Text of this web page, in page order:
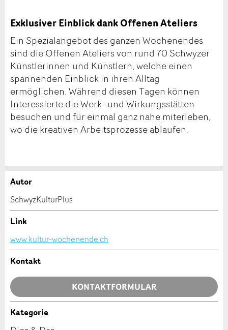
Exklusiver Einblick dank Offenen Ateliers
Ein Spezialangebot des ganzen Wochenendes
sind die Offenen Ateliers von rund 70 Schwyzer
Künstlerinnen und Künstlern, welche einen
spannenden Einblick in ihren Alltag
ermöglichen. Während diesen Tagen können
Interessierte die Werk- und Wirkungsstätten
besuchen und für einmal ganz nahe miterleben,
wo die kreativen Arbeitsprozesse ablaufen.
Anzeige beanstanden
Ihr Feedback wird sehr geschätzt!
Allgemeines Feedback
Anzeige nicht mehr gültig
Anzeige weiterempfehlen
Empfehlen Sie diese Anzeige an Freunde weiter.
Autor
SchwyzKulturPlus
Link
www.kultur-wochenende.ch
Kontakt
KONTAKTFORMULAR
Kategorie